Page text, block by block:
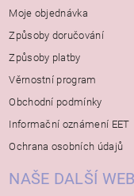
Moje objednávka
Způsoby doručování
Způsoby platby
Věrnostní program
Obchodní podmínky
Informační oznámení EET
Ochrana osobních údajů
NAŠE DALŠÍ